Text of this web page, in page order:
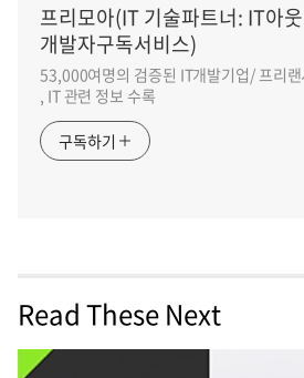
프리모아(IT 기술파트너: IT아
개발자구독서비스)
53,000여명의 검증된 IT개발기업/ 프리
, IT 관련 정보 수록
구독하기
Read These Next